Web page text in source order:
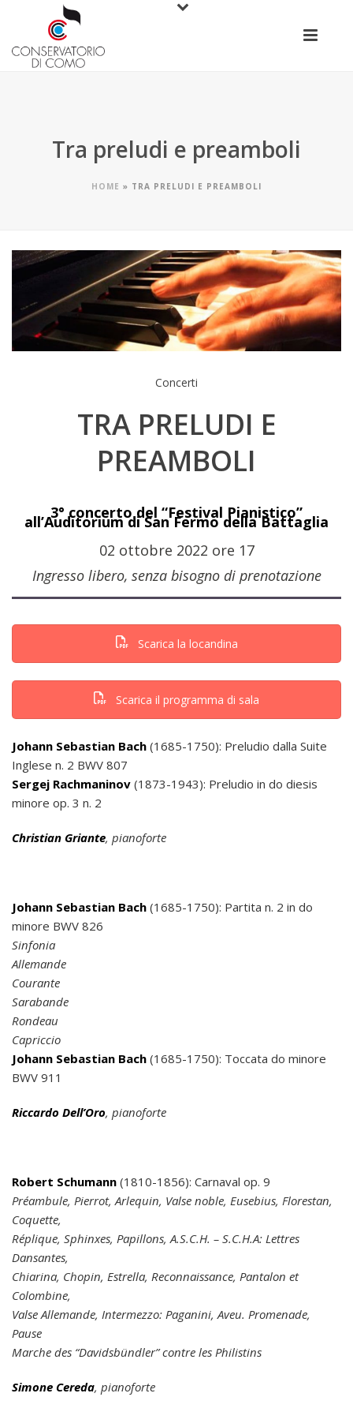
Tra preludi e preamboli
HOME » TRA PRELUDI E PREAMBOLI
Concerti
TRA PRELUDI E
PREAMBOLI
3° concerto del “Festival Pianistico”
all’Auditorium di San Fermo della Battaglia
02 ottobre 2022 ore 17
Ingresso libero, senza bisogno di prenotazione
Scarica la locandina
Scarica il programma di sala
Johann Sebastian Bach (1685-1750): Preludio dalla Suite
Inglese n. 2 BWV 807
Sergej Rachmaninov (1873-1943): Preludio in do diesis
minore op. 3 n. 2
Christian Griante, pianoforte
Johann Sebastian Bach (1685-1750): Partita n. 2 in do
minore BWV 826
Sinfonia
Allemande
Courante
Sarabande
Rondeau
Capriccio
Johann Sebastian Bach (1685-1750): Toccata do minore
BWV 911
Riccardo Dell’Oro, pianoforte
Robert Schumann (1810-1856): Carnaval op. 9
Préambule, Pierrot, Arlequin, Valse noble, Eusebius, Florestan,
Coquette,
Réplique, Sphinxes, Papillons, A.S.C.H. – S.C.H.A: Lettres
Dansantes,
Chiarina, Chopin, Estrella, Reconnaissance, Pantalon et
Colombine,
Valse Allemande, Intermezzo: Paganini, Aveu. Promenade,
Pause
Marche des “Davidsbündler” contre les Philistins
Simone Cereda, pianoforte